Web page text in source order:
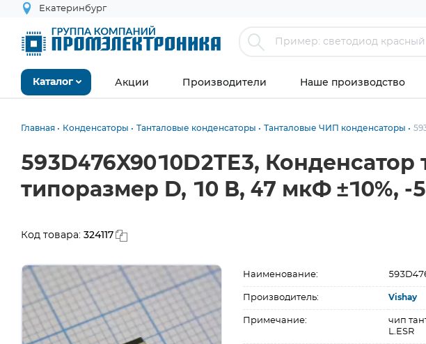
Екатеринбург
Каталог Акции Производители Наше производство
Главная Конденсаторы Танталовые конденсаторы Танталовые ЧИП конденсаторы
593D476X9010D2TE3,
типоразмер D, 10 В, 47 мкФ ±10%, -
Код товара: 324117
Наименование:
Производитель: Vishay
Примечание:
чип
L.ESR